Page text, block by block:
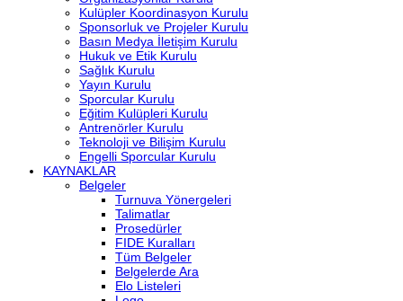
Kulüpler Koordinasyon Kurulu
Sponsorluk ve Projeler Kurulu
Basın Medya İletişim Kurulu
Hukuk ve Etik Kurulu
Sağlık Kurulu
Yayın Kurulu
Sporcular Kurulu
Eğitim Kulüpleri Kurulu
Antrenörler Kurulu
Teknoloji ve Bilişim Kurulu
Engelli Sporcular Kurulu
KAYNAKLAR
Belgeler
Turnuva Yönergeleri
Talimatlar
Prosedürler
FIDE Kuralları
Tüm Belgeler
Belgelerde Ara
Elo Listeleri